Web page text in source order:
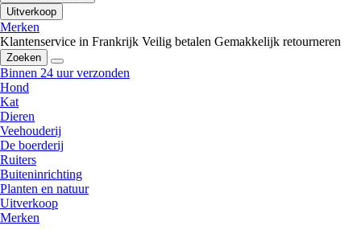
Uitverkoop
Merken
Klantenservice in Frankrijk Veilig betalen Gemakkelijk retourneren
Zoeken
Binnen 24 uur verzonden
Hond
Kat
Dieren
Veehouderij
De boerderij
Ruiters
Buiteninrichting
Planten en natuur
Uitverkoop
Merken